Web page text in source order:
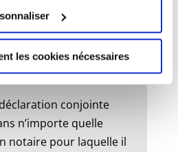
les cookies nécessaires
peut être célébré dans
des futurs époux à
résidence.
déclaration conjointe
n’importe quelle
notaire pour laquelle il